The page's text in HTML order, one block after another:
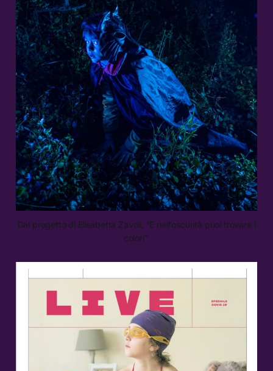
Dal progetto di Elisabetta Zavoli, “E nell’oscurità puoi trovare i
colori”.